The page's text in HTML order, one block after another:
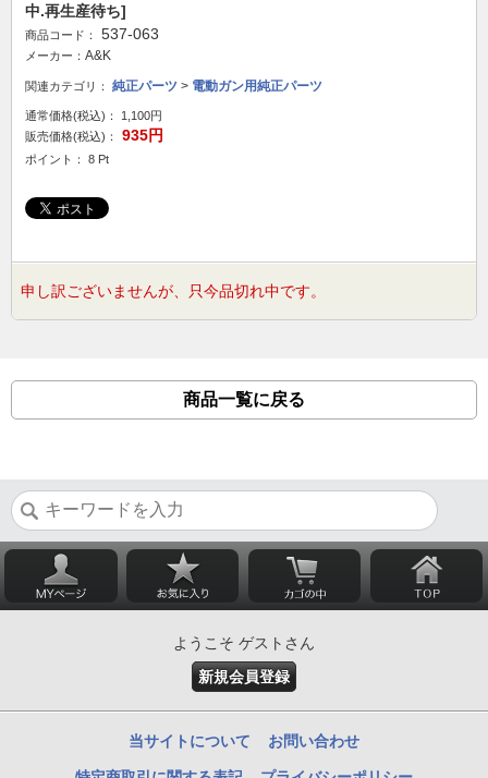
中.再生産待ち]
商品コード： 537-063
メーカー： A&K
関連カテゴリ： 純正パーツ > 電動ガン用純正パーツ
通常価格(税込)：
1,100円
販売価格(税込)：
935円
ポイント： 8 Pt
申し訳ございませんが、只今品切れ中です。
商品一覧に戻る
ようこそ ゲストさん
新規会員登録
当サイトについて お問い合わせ